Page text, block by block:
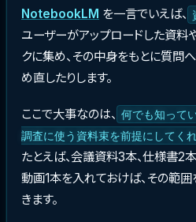
NotebookLM を一言でいえば、
ユーザーがアップロードした資料
クに集め、その中身をもとに質問
め直したりします。
ここで大事なのは、 何でも知って
調査に使う資料束を前提にしてく
たとえば、会議資料3本、仕様書2
動画1本を入れておけば、その範
きます。